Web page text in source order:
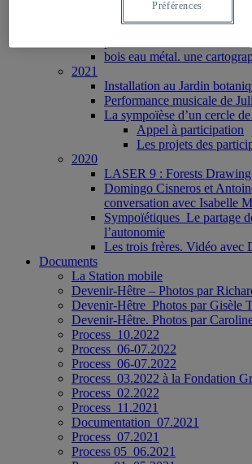
recherche-création et les
Résidence d’artiste à la
bois eau métal. une
2021
Installation au Jardin
Performance musicale de
La sympoïèse d’un cercle
Appel à participation
Les projets des
2020
LASER 9 : Forests
Domingo Cisneros et
conversation avec Isabelle
Sympoïétiques_Le partage
l’autonomie
Les trois frères. Vidéo avec
Documents
La Station mobile
Devenir-Hêtre – Photos par
Devenir-Hêtre_Photos par Gisèle
Devenir-Hêtre. Photos par
Process_10.2022
Process_06-07.2022
Process_06-07.2022
Process_03.2022 à la Fondation
Process_02.2022
Process_11.2021
Documentation_07.2021
Process_07.2021
Process 05_06.2021
Préférences